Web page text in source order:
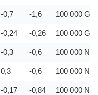
-0,7 -1,6 100 000
-0,24 -0,26 100 000
-0,3 -0,6 100 000
0,3 -0,6 100 000
-0,17 -0,84 100 000